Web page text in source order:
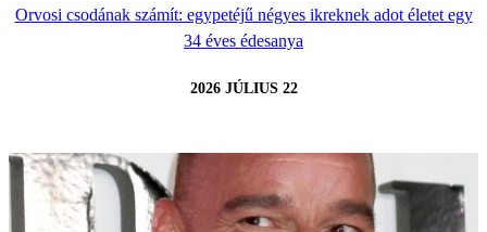
Orvosi csodának számít: egypetéjű négyes ikreknek adot életet egy
34 éves édesanya
2026 JÚLIUS 22